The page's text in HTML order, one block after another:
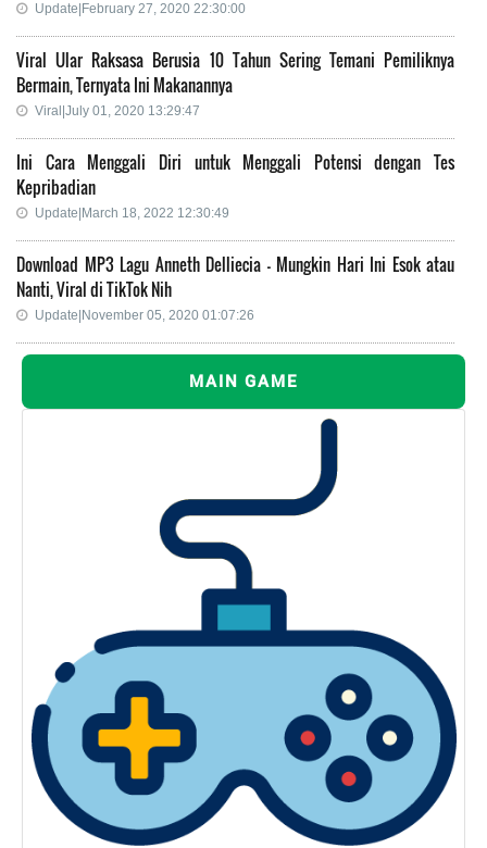
Update|February 27, 2020 22:30:00
Viral Ular Raksasa Berusia 10 Tahun Sering Temani Pemiliknya
Bermain, Ternyata Ini Makanannya
Viral|July 01, 2020 13:29:47
Ini Cara Menggali Diri untuk Menggali Potensi dengan Tes
Kepribadian
Update|March 18, 2022 12:30:49
Download MP3 Lagu Anneth Delliecia - Mungkin Hari Ini Esok atau
Nanti, Viral di TikTok Nih
Update|November 05, 2020 01:07:26
MAIN GAME